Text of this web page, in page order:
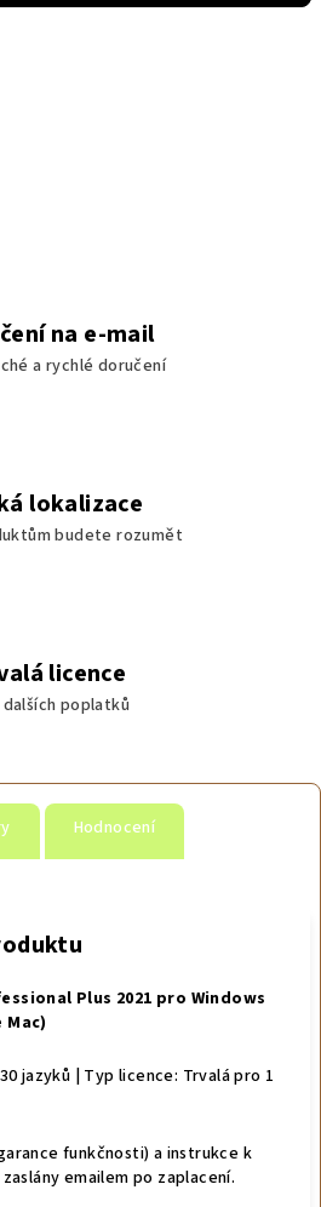
na e-mail
a rychlé doručení
lokalizace
budete rozumět
licence
poplatků
Hodnocení
Plus 2021 pro Windows
Mac)
jazyků | Typ licence: Trvalá pro 1
funkčnosti) a instrukce k
emailem po zaplacení.